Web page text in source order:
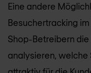
Eine andere
Besuchertracking
Shop-Betreibern
analysieren,